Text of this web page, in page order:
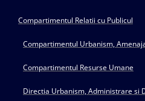
Compartimentul Relatii cu Publicul
Compartimentul Urbanism,
Compartimentul Resurse Umane
Directia Urbanism, Administrare si